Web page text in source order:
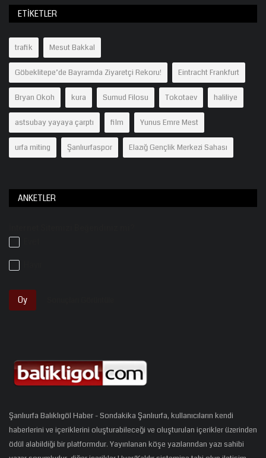
ETIKETLER
trafik Mesut Bakkal
Göbeklitepe’de Bayramda Ziyaretçi Rekoru! Eintracht Frankfurt
Bryan Okoh kura Sumud Filosu Tokotaev haliliye
astsubay yayaya çarptı film Yunus Emre Mest
urfa miting Şanlıurfaspor Elazığ Gençlik Merkezi Sahası
ANKETLER
Oy
Şanlıurfa Balıklıgöl Haber - Sondakika Şanlıurfa, kullanıcıların kendi
haberlerini ve içeriklerini oluşturabileceği ve oluşturulan içerikler üzerinden
ödül alabildiği bir platformdur. Yayınlanan köşe yazılarından yazı sahibi